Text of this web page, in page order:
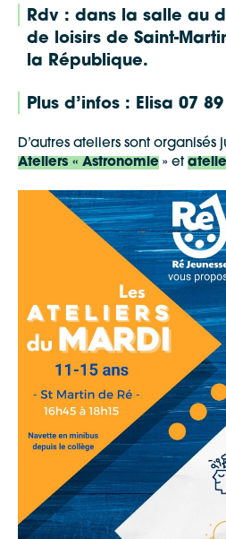
Rdv : dans la salle au
de loisirs de Saint-
la République.
Plus d’infos : Elisa 07
D’autres ateliers sont organisés
Ateliers « Astronomie » et
ShareThis is
Google Maps
Apple Plans